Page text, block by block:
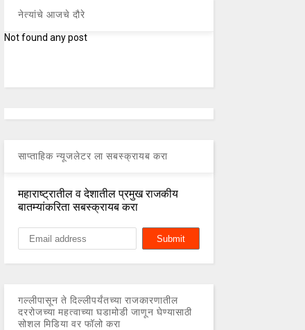
नेत्यांचे आजचे दौरे
Not found any post
साप्ताहिक न्यूजलेटर ला सबस्क्रायब करा
महाराष्ट्रातील व देशातील प्रमुख राजकीय
बातम्यांकरिता सबस्क्रायब करा
गल्लीपासून ते दिल्लीपर्यंतच्या राजकारणातील
दररोजच्या महत्वाच्या घडामोडी जाणून घेण्यासाठी
सोशल मिडिया वर फॉलो करा